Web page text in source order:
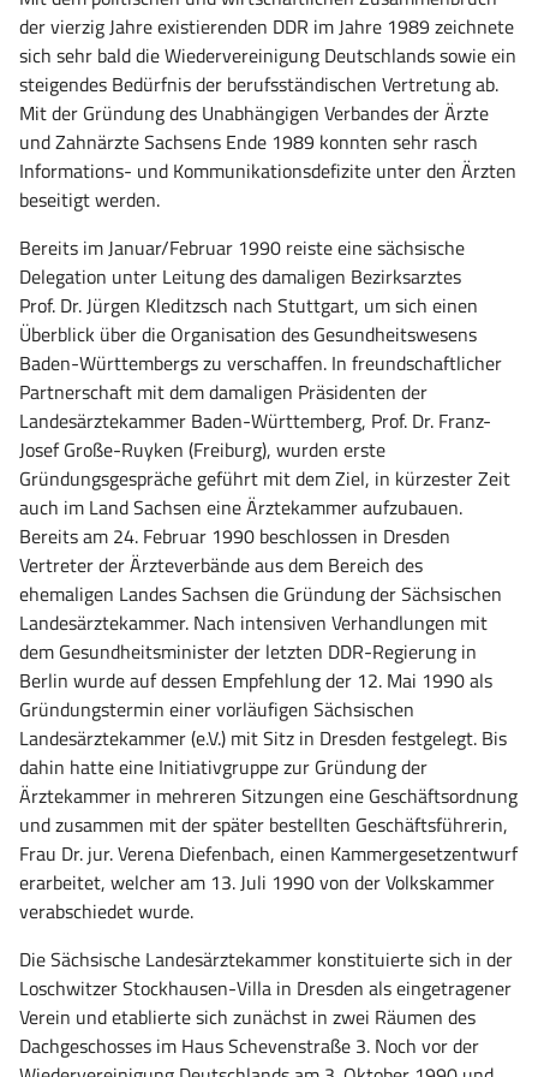
der vierzig Jahre existierenden DDR im Jahre 1989 zeichnete
sich sehr bald die Wiedervereinigung Deutschlands sowie ein
steigendes Bedürfnis der berufsständischen Vertretung ab.
Mit der Gründung des Unabhängigen Verbandes der Ärzte
und Zahnärzte Sachsens Ende 1989 konnten sehr rasch
Informations- und Kommunikationsdefizite unter den Ärzten
beseitigt werden.
Bereits im Januar/Februar 1990 reiste eine sächsische
Delegation unter Leitung des damaligen Bezirksarztes
Prof. Dr. Jürgen Kleditzsch nach Stuttgart, um sich einen
Überblick über die Organisation des Gesundheitswesens
Baden-Württembergs zu verschaffen. In freundschaftlicher
Partnerschaft mit dem damaligen Präsidenten der
Landesärztekammer Baden-Württemberg, Prof. Dr. Franz-
Josef Große-Ruyken (Freiburg), wurden erste
Gründungsgespräche geführt mit dem Ziel, in kürzester Zeit
auch im Land Sachsen eine Ärztekammer aufzubauen.
Bereits am 24. Februar 1990 beschlossen in Dresden
Vertreter der Ärzteverbände aus dem Bereich des
ehemaligen Landes Sachsen die Gründung der Sächsischen
Landesärztekammer. Nach intensiven Verhandlungen mit
dem Gesundheitsminister der letzten DDR-Regierung in
Berlin wurde auf dessen Empfehlung der 12. Mai 1990 als
Gründungstermin einer vorläufigen Sächsischen
Landesärztekammer (e.V.) mit Sitz in Dresden festgelegt. Bis
dahin hatte eine Initiativgruppe zur Gründung der
Ärztekammer in mehreren Sitzungen eine Geschäftsordnung
und zusammen mit der später bestellten Geschäftsführerin,
Frau Dr. jur. Verena Diefenbach, einen Kammergesetzentwurf
erarbeitet, welcher am 13. Juli 1990 von der Volkskammer
verabschiedet wurde.
Die Sächsische Landesärztekammer konstituierte sich in der
Loschwitzer Stockhausen-Villa in Dresden als eingetragener
Verein und etablierte sich zunächst in zwei Räumen des
Dachgeschosses im Haus Schevenstraße 3. Noch vor der